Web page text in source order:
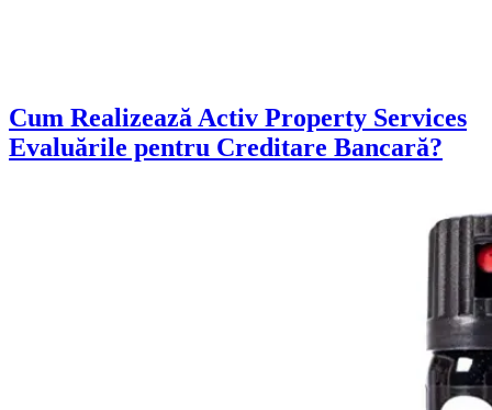
Cum Realizează Activ Property Services
Evaluările pentru Creditare Bancară?